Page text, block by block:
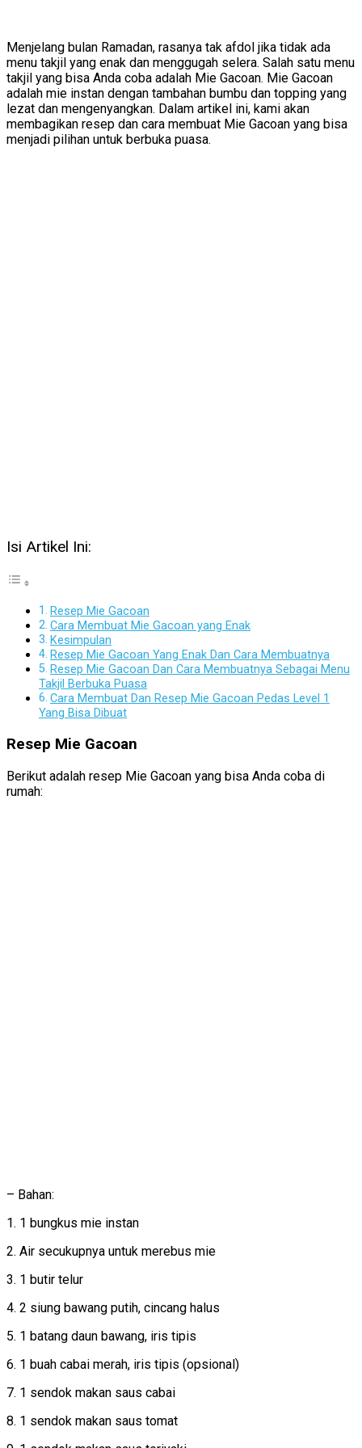
Menjelang bulan Ramadan, rasanya tak afdol jika tidak ada
menu takjil yang enak dan menggugah selera. Salah satu menu
takjil yang bisa Anda coba adalah Mie Gacoan. Mie Gacoan
adalah mie instan dengan tambahan bumbu dan topping yang
lezat dan mengenyangkan. Dalam artikel ini, kami akan
membagikan resep dan cara membuat Mie Gacoan yang bisa
menjadi pilihan untuk berbuka puasa.
Isi Artikel Ini:
Resep Mie Gacoan
Cara Membuat Mie Gacoan yang Enak
Kesimpulan
Resep Mie Gacoan Yang Enak Dan Cara Membuatnya
Resep Mie Gacoan Dan Cara Membuatnya Sebagai Menu
Takjil Berbuka Puasa
Cara Membuat Dan Resep Mie Gacoan Pedas Level 1
Yang Bisa Dibuat
Resep Mie Gacoan
Berikut adalah resep Mie Gacoan yang bisa Anda coba di
rumah:
– Bahan:
1. 1 bungkus mie instan
2. Air secukupnya untuk merebus mie
3. 1 butir telur
4. 2 siung bawang putih, cincang halus
5. 1 batang daun bawang, iris tipis
6. 1 buah cabai merah, iris tipis (opsional)
7. 1 sendok makan saus cabai
8. 1 sendok makan saus tomat